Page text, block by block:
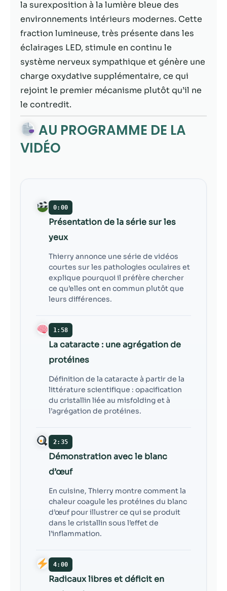
la surexposition à la lumière bleue des
environnements intérieurs modernes. Cette
fraction lumineuse, très présente dans les
éclairages LED, stimule en continu le
système nerveux sympathique et génère une
charge oxydative supplémentaire, ce qui
rejoint le premier mécanisme plutôt qu’il ne
le contredit.
AU PROGRAMME DE LA
VIDÉO
0:00
Présentation de la série sur les
yeux
Thierry annonce une série de vidéos
courtes sur les pathologies oculaires et
explique pourquoi il préfère chercher
ce qu’elles ont en commun plutôt que
leurs différences.
1:58
La cataracte : une agrégation de
protéines
Définition de la cataracte à partir de la
littérature scientifique : opacification
du cristallin liée au misfolding et à
l’agrégation de protéines.
2:35
Démonstration avec le blanc
d’œuf
En cuisine, Thierry montre comment la
chaleur coagule les protéines du blanc
d’œuf pour illustrer ce qui se produit
dans le cristallin sous l’effet de
l’inflammation.
4:00
Radicaux libres et déficit en
Marketing
En partageant
votre
comportement
lorsque vous
visitez notre
site, vous
chances de
voir du
contenu et des